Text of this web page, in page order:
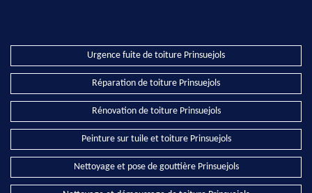
Urgence fuite de toiture Prinsuejols
Réparation de toiture Prinsuejols
Rénovation de toiture Prinsuejols
Peinture sur tuile et toiture Prinsuejols
Nettoyage et pose de gouttière Prinsuejols